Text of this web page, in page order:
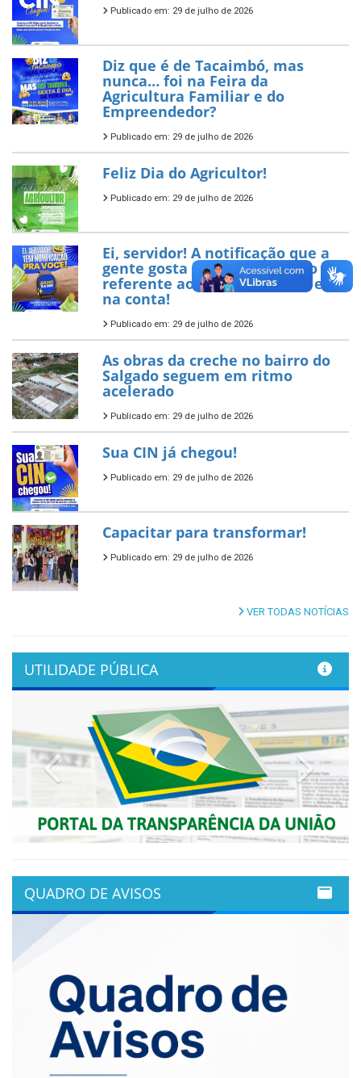
Publicado em: 29 de julho de 2026
Diz que é de Tacaimbó, mas
nunca… foi na Feira da
Agricultura Familiar e do
Empreendedor?
Publicado em: 29 de julho de 2026
Feliz Dia do Agricultor!
Publicado em: 29 de julho de 2026
Ei, servidor! A notificação que a
gente gosta chegou! O salário
referente ao mês de julho já está
na conta!
Publicado em: 29 de julho de 2026
As obras da creche no bairro do
Salgado seguem em ritmo
acelerado
Publicado em: 29 de julho de 2026
Sua CIN já chegou!
Publicado em: 29 de julho de 2026
Capacitar para transformar!
Publicado em: 29 de julho de 2026
VER TODAS NOTÍCIAS
UTILIDADE PÚBLICA
Previous Next
QUADRO DE AVISOS